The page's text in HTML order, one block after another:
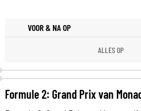
VOOR & NA OP
ALLES OP
Formule 2: Grand Prix van